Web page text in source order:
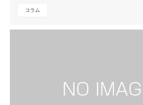
コラム